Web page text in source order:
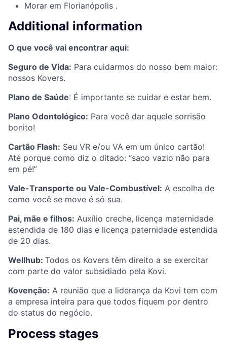
Morar em Florianópolis .
Additional information
O que você vai encontrar aqui:
Seguro de Vida: Para cuidarmos do nosso bem maior:
nossos Kovers.
Plano de Saúde: É importante se cuidar e estar bem.
Plano Odontológico: Para você dar aquele sorrisão
bonito!
Cartão Flash: Seu VR e/ou VA em um único cartão!
Até porque como diz o ditado: “saco vazio não para
em pé!”
Vale-Transporte ou Vale-Combustível: A escolha de
como você se move é só sua.
Pai, mãe e filhos: Auxílio creche, licença maternidade
estendida de 180 dias e licença paternidade estendida
de 20 dias.
Wellhub: Todos os Kovers têm direito a se exercitar
com parte do valor subsidiado pela Kovi.
Kovenção: A reunião que a liderança da Kovi tem com
a empresa inteira para que todos fiquem por dentro
do status do negócio.
Process stages